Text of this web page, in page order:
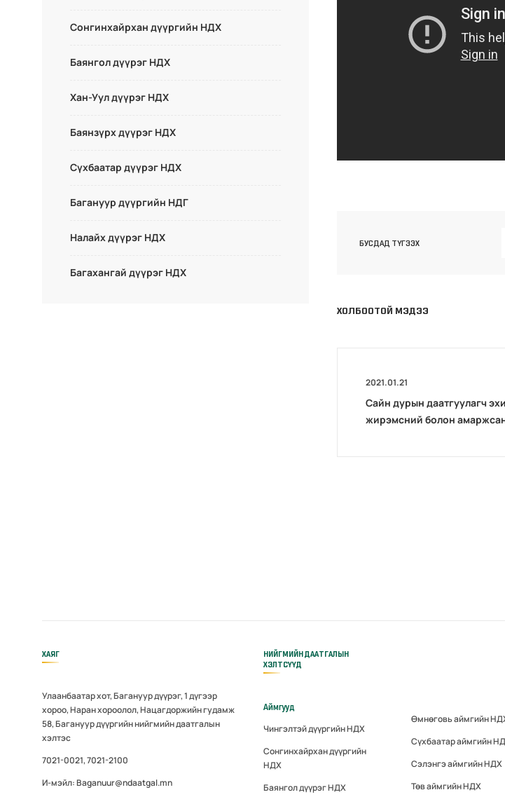
Сонгинхайрхан дүүргийн НДХ
Баянгол дүүрэг НДХ
Хан-Уул дүүрэг НДХ
Баянзүрх дүүрэг НДХ
Сүхбаатар дүүрэг НДХ
Багануур дүүргийн НДГ
Налайх дүүрэг НДХ
Багахангай дүүрэг НДХ
БУСДАД ТҮГЭЭХ
ХОЛБООТОЙ МЭДЭЭ
2021.01.21
Сайн дурын даатгуулагч
жирэмсний болон
ХАЯГ
Улаанбаатар хот, Багануур дүүрэг, 1 дүгээр
хороо, Наран хороолол, Нацагдоржийн гудамж
58, Багануур дүүргийн нийгмийн даатгалын
хэлтэс
7021-0021, 7021-2100
И-мэйл: Baganuur@ndaatgal.mn
НИЙГМИЙН ДААТГАЛЫН
ХЭЛТСҮҮД
Аймгууд
Чингэлтэй дүүргийн НДХ
Сонгинхайрхан дүүргийн
НДХ
Баянгол дүүрэг НДХ
Өмнөговь аймгийн
Сүхбаатар аймгийн
Сэлэнгэ аймгийн НДХ
Төв аймгийн НДХ